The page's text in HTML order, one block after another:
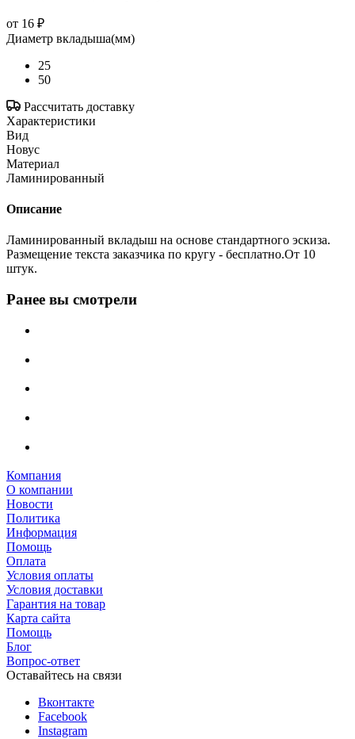
от 16 ₽
Диаметр вкладыша(мм)
25
50
Рассчитать доставку
Характеристики
Вид
Новус
Материал
Ламинированный
Описание
Ламинированный вкладыш на основе стандартного эскиза.
Размещение текста заказчика по кругу - бесплатно.От 10
штук.
Ранее вы смотрели
Компания
О компании
Новости
Политика
Информация
Помощь
Оплата
Условия оплаты
Условия доставки
Гарантия на товар
Карта сайта
Помощь
Блог
Вопрос-ответ
Оставайтесь на связи
Вконтакте
Facebook
Instagram